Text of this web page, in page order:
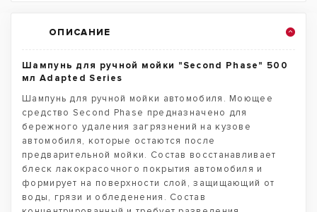
ОПИСАНИЕ
Шампунь для ручной мойки "Second Phase" 500
мл Adapted Series
Шампунь для ручной мойки автомобиля. Моющее
средство Second Phase предназначено для
бережного удаления загрязнений на кузове
автомобиля, которые остаются после
предварительной мойки. Состав восстанавливает
блеск лакокрасочного покрытия автомобиля и
формирует на поверхности слой, защищающий от
воды, грязи и обледенения. Состав